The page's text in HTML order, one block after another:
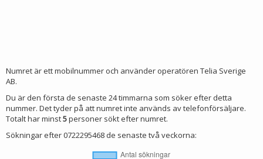
Numret är ett mobilnummer och använder operatören Telia Sverige
AB.
Du är den första de senaste 24 timmarna som söker efter detta
nummer. Det tyder på att numret inte används av telefonförsäljare.
Totalt har minst5personer sökt efter numret.
Sökningar efter 0722295468 de senaste två veckorna: